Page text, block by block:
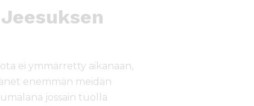
ei ymmärretty aikanaan,
enemmän meidän
jossain tuolla